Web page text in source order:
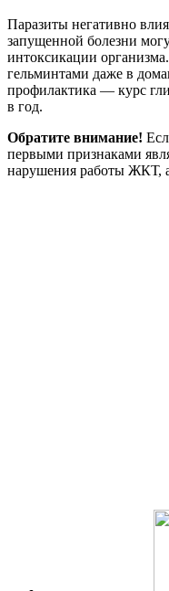
Паразиты негативно
запущенной болезни
интоксикации
гельминтами даже в
профилактика — курс
в год.
Обратите внимание!
первыми признаками
нарушения работы ЖКТ,